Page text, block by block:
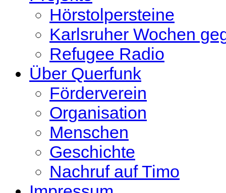
Hörstolpersteine
Karlsruher Wochen
Refugee Radio
Über Querfunk
Förderverein
Organisation
Menschen
Geschichte
Nachruf auf Timo